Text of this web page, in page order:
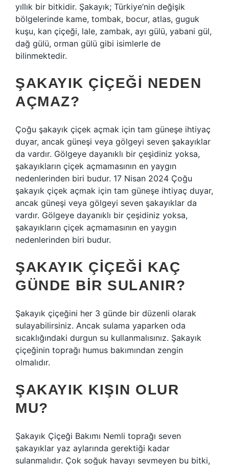
yıllık bir bitkidir. Şakayık; Türkiye’nin değişik
bölgelerinde kame, tombak, bocur, atlas, guguk
kuşu, kan çiçeği, lale, zambak, ayı gülü, yabani gül,
dağ gülü, orman gülü gibi isimlerle de
bilinmektedir.
ŞAKAYIK ÇIÇEĞI NEDEN
AÇMAZ?
Çoğu şakayık çiçek açmak için tam güneşe ihtiyaç
duyar, ancak güneşi veya gölgeyi seven şakayıklar
da vardır. Gölgeye dayanıklı bir çeşidiniz yoksa,
şakayıkların çiçek açmamasının en yaygın
nedenlerinden biri budur. 17 Nisan 2024 Çoğu
şakayık çiçek açmak için tam güneşe ihtiyaç duyar,
ancak güneşi veya gölgeyi seven şakayıklar da
vardır. Gölgeye dayanıklı bir çeşidiniz yoksa,
şakayıkların çiçek açmamasının en yaygın
nedenlerinden biri budur.
ŞAKAYIK ÇIÇEĞI KAÇ
GÜNDE BIR SULANIR?
Şakayık çiçeğini her 3 günde bir düzenli olarak
sulayabilirsiniz. Ancak sulama yaparken oda
sıcaklığındaki durgun su kullanmalısınız. Şakayık
çiçeğinin toprağı humus bakımından zengin
olmalıdır.
ŞAKAYIK KIŞIN OLUR
MU?
Şakayık Çiçeği Bakımı Nemli toprağı seven
şakayıklar yaz aylarında gerektiği kadar
sulanmalıdır. Çok soğuk havayı sevmeyen bu bitki,